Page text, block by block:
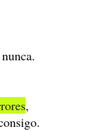
nunca.
,